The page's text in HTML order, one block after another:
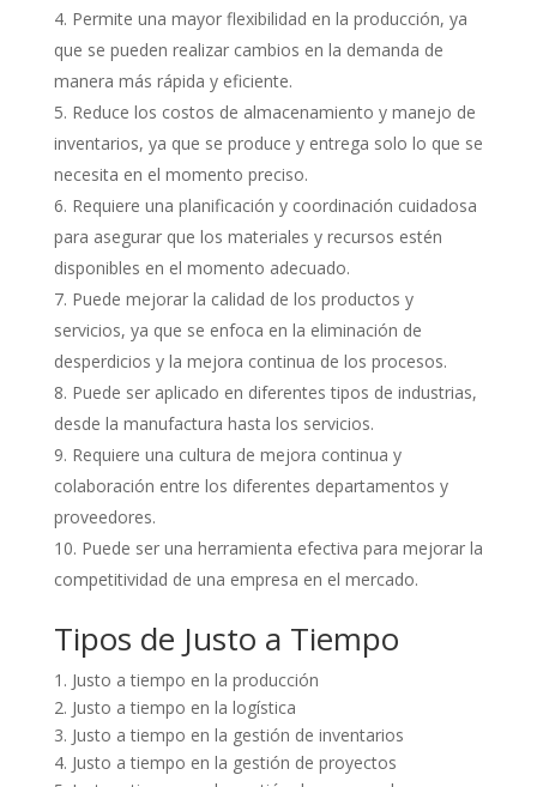
Permite una mayor flexibilidad en la producción, ya
que se pueden realizar cambios en la demanda de
manera más rápida y eficiente.
Reduce los costos de almacenamiento y manejo de
inventarios, ya que se produce y entrega solo lo que se
necesita en el momento preciso.
Requiere una planificación y coordinación cuidadosa
para asegurar que los materiales y recursos estén
disponibles en el momento adecuado.
Puede mejorar la calidad de los productos y
servicios, ya que se enfoca en la eliminación de
desperdicios y la mejora continua de los procesos.
Puede ser aplicado en diferentes tipos de industrias,
desde la manufactura hasta los servicios.
Requiere una cultura de mejora continua y
colaboración entre los diferentes departamentos y
proveedores.
Puede ser una herramienta efectiva para mejorar la
competitividad de una empresa en el mercado.
Tipos de Justo a Tiempo
1. Justo a tiempo en la producción
2. Justo a tiempo en la logística
3. Justo a tiempo en la gestión de inventarios
4. Justo a tiempo en la gestión de proyectos